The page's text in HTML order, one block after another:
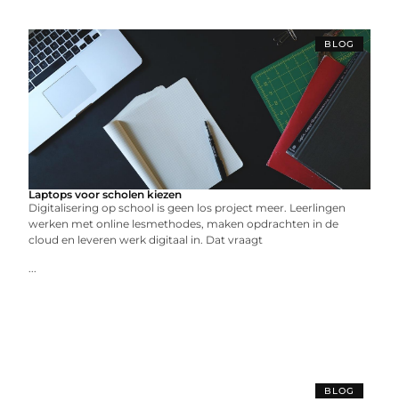
BLOG
Laptops voor scholen kiezen
Digitalisering op school is geen los project meer. Leerlingen
werken met online lesmethodes, maken opdrachten in de
cloud en leveren werk digitaal in. Dat vraagt
...
BLOG